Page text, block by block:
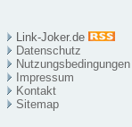
Link-Joker.de
Datenschutz
Nutzungsbedingungen
Impressum
Kontakt
Sitemap